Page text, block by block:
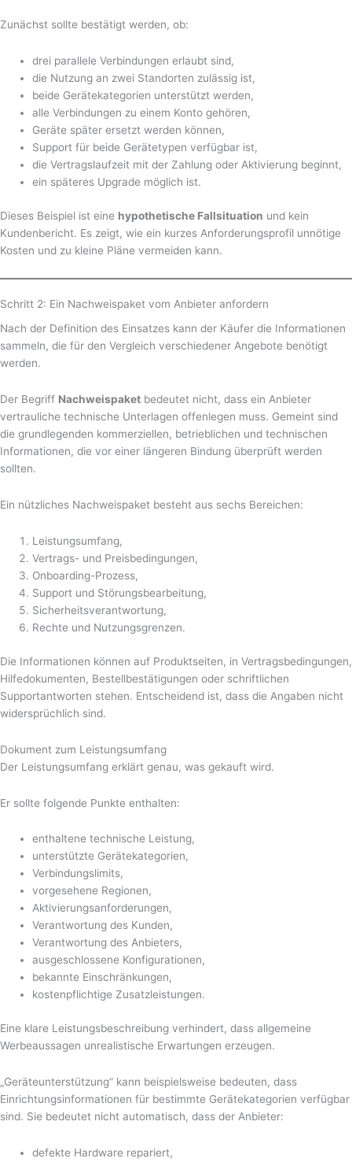
Zunächst sollte bestätigt werden, ob:
drei parallele Verbindungen erlaubt sind,
die Nutzung an zwei Standorten zulässig ist,
beide Gerätekategorien unterstützt werden,
alle Verbindungen zu einem Konto gehören,
Geräte später ersetzt werden können,
Support für beide Gerätetypen verfügbar ist,
die Vertragslaufzeit mit der Zahlung oder Aktivierung beginnt,
ein späteres Upgrade möglich ist.
Dieses Beispiel ist eine hypothetische Fallsituation und kein
Kundenbericht. Es zeigt, wie ein kurzes Anforderungsprofil unnötige
Kosten und zu kleine Pläne vermeiden kann.
Schritt 2: Ein Nachweispaket vom Anbieter anfordern
Nach der Definition des Einsatzes kann der Käufer die Informationen
sammeln, die für den Vergleich verschiedener Angebote benötigt
werden.
Der Begriff Nachweispaket bedeutet nicht, dass ein Anbieter
vertrauliche technische Unterlagen offenlegen muss. Gemeint sind
die grundlegenden kommerziellen, betrieblichen und technischen
Informationen, die vor einer längeren Bindung überprüft werden
sollten.
Ein nützliches Nachweispaket besteht aus sechs Bereichen:
Leistungsumfang,
Vertrags- und Preisbedingungen,
Onboarding-Prozess,
Support und Störungsbearbeitung,
Sicherheitsverantwortung,
Rechte und Nutzungsgrenzen.
Die Informationen können auf Produktseiten, in Vertragsbedingungen,
Hilfedokumenten, Bestellbestätigungen oder schriftlichen
Supportantworten stehen. Entscheidend ist, dass die Angaben nicht
widersprüchlich sind.
Dokument zum Leistungsumfang
Der Leistungsumfang erklärt genau, was gekauft wird.
Er sollte folgende Punkte enthalten:
enthaltene technische Leistung,
unterstützte Gerätekategorien,
Verbindungslimits,
vorgesehene Regionen,
Aktivierungsanforderungen,
Verantwortung des Kunden,
Verantwortung des Anbieters,
ausgeschlossene Konfigurationen,
bekannte Einschränkungen,
kostenpflichtige Zusatzleistungen.
Eine klare Leistungsbeschreibung verhindert, dass allgemeine
Werbeaussagen unrealistische Erwartungen erzeugen.
„Geräteunterstützung“ kann beispielsweise bedeuten, dass
Einrichtungsinformationen für bestimmte Gerätekategorien verfügbar
sind. Sie bedeutet nicht automatisch, dass der Anbieter:
defekte Hardware repariert,